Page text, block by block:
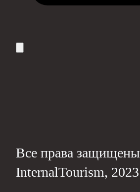
Все права
InternalTourism, 2023